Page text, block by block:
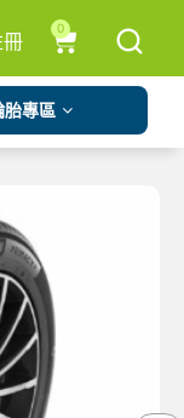
冊
0
胎專區